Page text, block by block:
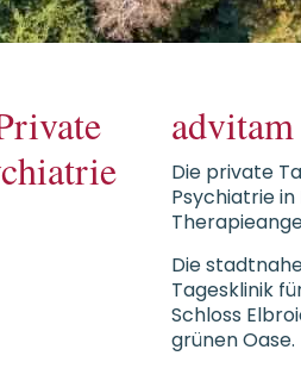
Die private
Psychiatrie
Die
Tagesklinik
Schloss
grünen Oase.